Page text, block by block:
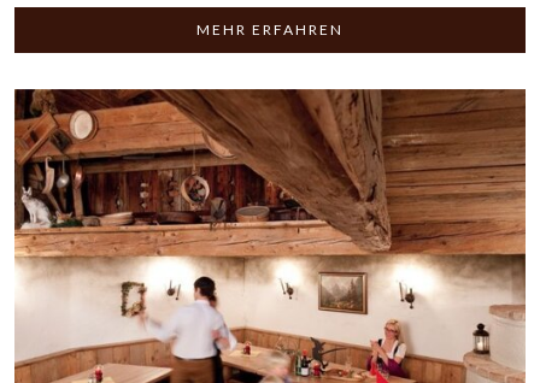
MEHR ERFAHREN